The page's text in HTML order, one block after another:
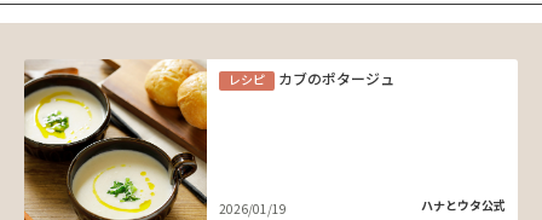
レシピ カブのポタージュ
2026/01/19 ハナとウタ公式